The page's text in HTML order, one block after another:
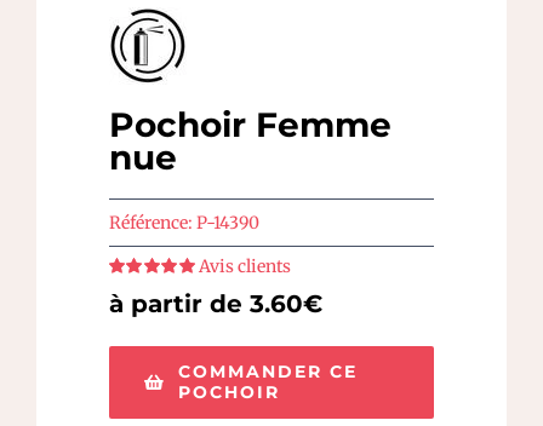
Pochoir Femme
nue
Référence: P-14390
Note sur 5
Avis clients
à partir de 3.60€
COMMANDER CE
POCHOIR